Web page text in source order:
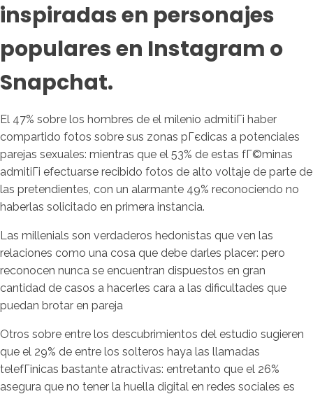
inspiradas en personajes
populares en Instagram o
Snapchat.
El 47% sobre los hombres de el milenio admitiГі haber
compartido fotos sobre sus zonas pГєdicas a potenciales
parejas sexuales: mientras que el 53% de estas fГ©minas
admitiГі efectuarse recibido fotos de alto voltaje de parte de
las pretendientes, con un alarmante 49% reconociendo no
haberlas solicitado en primera instancia.
Las millenials son verdaderos hedonistas que ven las
relaciones como una cosa que debe darles placer: pero
reconocen nunca se encuentran dispuestos en gran
cantidad de casos a hacerles cara a las dificultades que
puedan brotar en pareja
Otros sobre entre los descubrimientos del estudio sugieren
que el 29% de entre los solteros haya las llamadas
telefГіnicas bastante atractivas: entretanto que el 26%
asegura que no tener la huella digital en redes sociales es